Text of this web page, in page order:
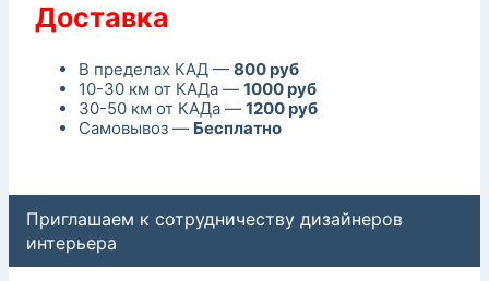
Доставка
В пределах КАД — 800 руб
10-30 км от КАДа — 1000 руб
30-50 км от КАДа — 1200 руб
Самовывоз — Бесплатно
Приглашаем к сотрудничеству дизайнеров
интерьера